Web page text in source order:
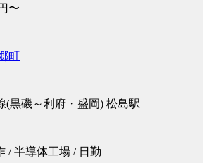
〜
町
(黒磯～利府・盛岡) 松島駅
/ 半導体工場 / 日勤